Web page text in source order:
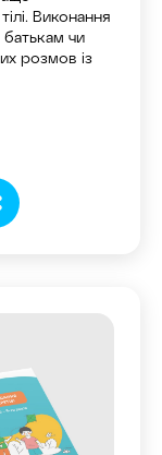
Виконання
чи
розмов із